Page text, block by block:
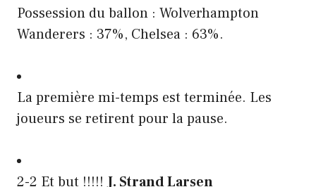
Possession du ballon : Wolverhampton
Wanderers : 37%, Chelsea : 63%.
La première mi-temps est terminée. Les
joueurs se retirent pour la pause.
2-2 Et but !!!!!J. Strand Larsen